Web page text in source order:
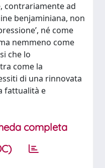
contrariamente ad
benjaminiana, non
né come
nemmeno come
che lo
come la
di una rinnovata
fattualità e
completa